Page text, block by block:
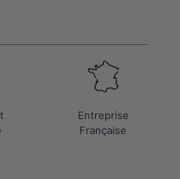
Entreprise
Française